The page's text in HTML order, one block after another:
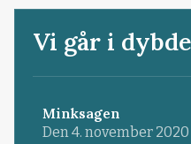
Vi går i
Minksagen
Den 4. november